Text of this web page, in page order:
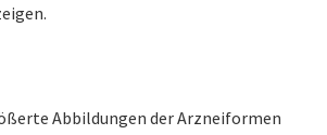
Abbildungen der Arzneiformen